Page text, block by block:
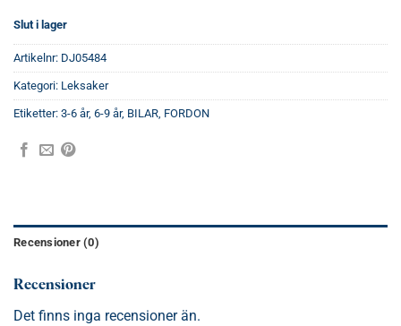
Slut i lager
Artikelnr: DJ05484
Kategori: Leksaker
Etiketter: 3-6 år, 6-9 år, BILAR FORDON
Recensioner (0)
Recensioner
Det finns inga recensioner än.